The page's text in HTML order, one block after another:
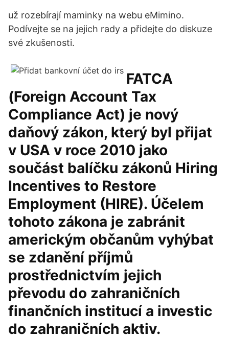
už rozebírají maminky na webu eMimino.
Podívejte se na jejich rady a přidejte do diskuze
své zkušenosti.
FATCA
(Foreign Account Tax
Compliance Act) je nový
daňový zákon, který byl přijat
v USA v roce 2010 jako
součást balíčku zákonů Hiring
Incentives to Restore
Employment (HIRE). Účelem
tohoto zákona je zabránit
americkým občanům vyhýbat
se zdanění příjmů
prostřednictvím jejich
převodu do zahraničních
finančních institucí a investic
do zahraničních aktiv.